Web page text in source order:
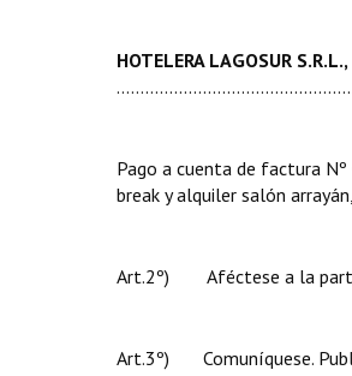
HOTELERA LAGOSUR S.R.L.,
Pago a cuenta de factura
break y alquiler salón
Art.2º) Aféctese a la
Art.3º) Comuníquese.